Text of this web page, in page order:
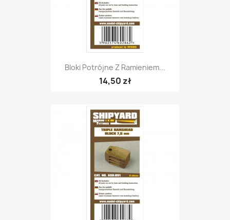
Bloki Potrójne Z Ramieniem...
14,50 zł